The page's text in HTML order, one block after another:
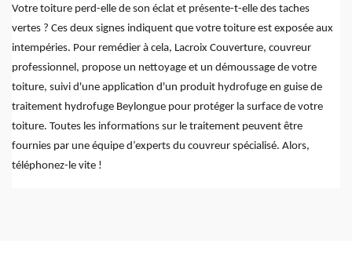
Votre toiture perd-elle de son éclat et présente-t-elle des taches
vertes ? Ces deux signes indiquent que votre toiture est exposée aux
intempéries. Pour remédier à cela, Lacroix Couverture, couvreur
professionnel, propose un nettoyage et un démoussage de votre
toiture, suivi d'une application d'un produit hydrofuge en guise de
traitement hydrofuge Beylongue pour protéger la surface de votre
toiture. Toutes les informations sur le traitement peuvent être
fournies par une équipe d’experts du couvreur spécialisé. Alors,
téléphonez-le vite !